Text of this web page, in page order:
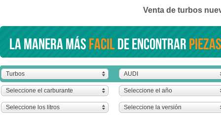
Venta de turbos
La manera másfacilde encontrar
Turbos AUDI
Seleccione el carburante Seleccione el año
Seleccione los litros Seleccione la versión